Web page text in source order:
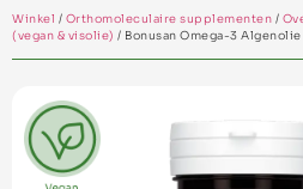
Winkel / Orthomoleculaire supplementen /
(vegan & visolie) / Bonusan Omega-3